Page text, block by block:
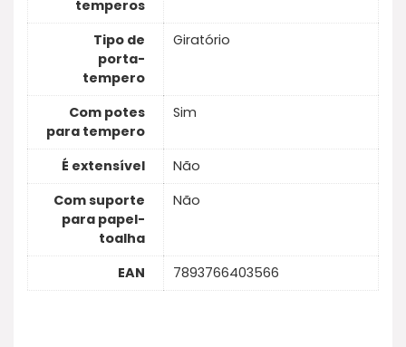
temperos
Tipo de
porta-
tempero
Giratório
Com potes
para tempero
Sim
É extensível
Não
Com suporte
para papel-
toalha
Não
EAN 7893766403566